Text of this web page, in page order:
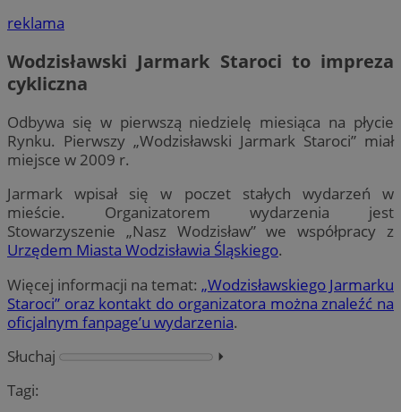
reklama
Wodzisławski Jarmark Staroci to impreza
cykliczna
Odbywa się w pierwszą niedzielę miesiąca na płycie
Rynku. Pierwszy „Wodzisławski Jarmark Staroci” miał
miejsce w 2009 r.
Jarmark wpisał się w poczet stałych wydarzeń w
mieście. Organizatorem wydarzenia jest
Stowarzyszenie „Nasz Wodzisław” we współpracy z
Urzędem Miasta Wodzisławia Śląskiego.
Więcej informacji na temat: „Wodzisławskiego Jarmarku
Staroci” oraz kontakt do organizatora można znaleźć na
oficjalnym fanpage’u wydarzenia.
Słuchaj
⏵︎
Tagi: